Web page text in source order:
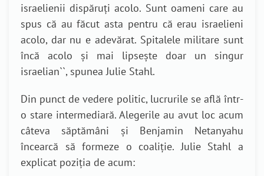
israelienii dispăruți acolo. Sunt oameni care au
spus că au făcut asta pentru că erau israelieni
acolo, dar nu e adevărat. Spitalele militare sunt
încă acolo și mai lipsește doar un singur
israelian``, spunea Julie Stahl.
Din punct de vedere politic, lucrurile se află într-
o stare intermediară. Alegerile au avut loc acum
câteva săptămâni și Benjamin Netanyahu
încearcă să formeze o coaliție.Julie Stahl a
explicat poziția de acum: